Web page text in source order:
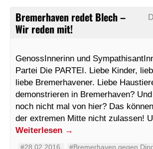
Bremerhaven redet Blech –
Wir reden mit!
GenossInnerinn und
Partei Die PARTEI. Liebe Kinder,
liebe Bremerhavener. Liebe
demonstrieren in Bremerhaven?
noch nicht mal von hier? Das
der extremen Mitte nicht zulassen!
Weiterlesen →
#28.02.2016
#Bremerhaven gegen